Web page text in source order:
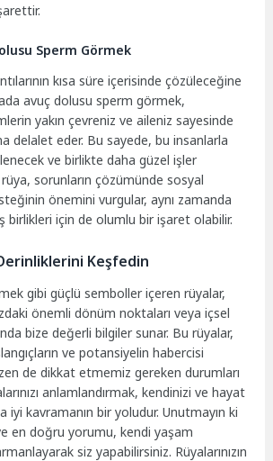
Sperm Görmek
kısa süre içerisinde çözüleceğine
avuç dolusu sperm görmek,
yakın çevreniz ve aileniz sayesinde
delalet eder. Bu sayede, bu insanlarla
ve birlikte daha güzel işler
rüya, sorunların çözümünde sosyal
önemini vurgular, aynı zamanda
birlikleri için de olumlu bir işaret olabilir.
Derinliklerini Keşfedin
gibi güçlü semboller içeren rüyalar,
önemli dönüm noktaları veya içsel
bize değerli bilgiler sunar. Bu rüyalar,
ve potansiyelin habercisi
de dikkat etmemiz gereken durumları
anlamlandırmak, kendinizi ve hayat
iyi kavramanın bir yoludur. Unutmayın ki
en doğru yorumu, kendi yaşam
siz yapabilirsiniz. Rüyalarınızın